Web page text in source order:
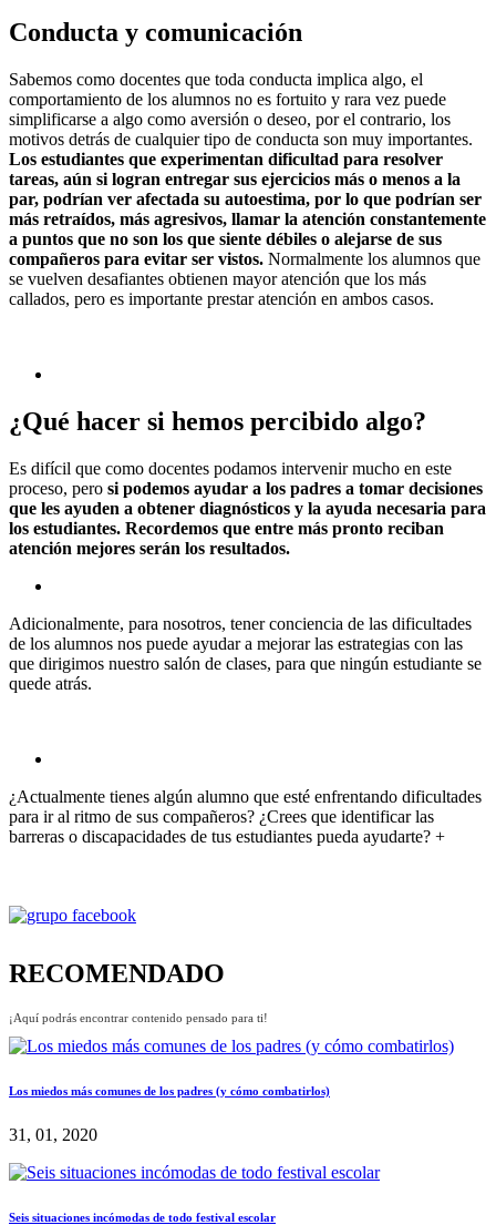
Conducta y comunicación
Sabemos como docentes que toda conducta implica algo, el
comportamiento de los alumnos no es fortuito y rara vez puede
simplificarse a algo como aversión o deseo, por el contrario, los
motivos detrás de cualquier tipo de conducta son muy importantes.
Los estudiantes que experimentan dificultad para resolver
tareas, aún si logran entregar sus ejercicios más o menos a la
par, podrían ver afectada su autoestima, por lo que podrían ser
más retraídos, más agresivos, llamar la atención constantemente
a puntos que no son los que siente débiles o alejarse de sus
compañeros para evitar ser vistos. Normalmente los alumnos que
se vuelven desafiantes obtienen mayor atención que los más
callados, pero es importante prestar atención en ambos casos.
¿Qué hacer si hemos percibido algo?
Es difícil que como docentes podamos intervenir mucho en este
proceso, pero si podemos ayudar a los padres a tomar decisiones
que les ayuden a obtener diagnósticos y la ayuda necesaria para
los estudiantes. Recordemos que entre más pronto reciban
atención mejores serán los resultados.
Adicionalmente, para nosotros, tener conciencia de las dificultades
de los alumnos nos puede ayudar a mejorar las estrategias con las
que dirigimos nuestro salón de clases, para que ningún estudiante se
quede atrás.
¿Actualmente tienes algún alumno que esté enfrentando dificultades
para ir al ritmo de sus compañeros? ¿Crees que identificar las
barreras o discapacidades de tus estudiantes pueda ayudarte? +
RECOMENDADO
¡Aquí podrás encontrar contenido pensado para ti!
Los miedos más comunes de los padres (y cómo combatirlos)
31, 01, 2020
Seis situaciones incómodas de todo festival escolar